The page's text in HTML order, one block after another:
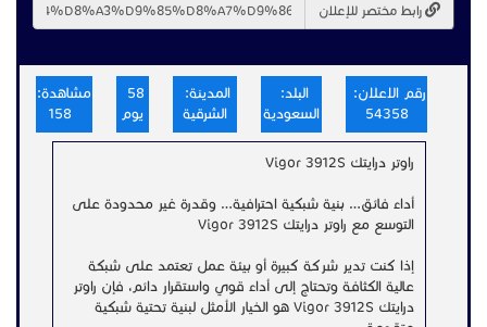
رابط مختصر للإعلان
رقم الاعلان:
54358
البلد:
السعودية
المدينة:
الشرقية
يوم
مشاهدة:
راوتر درايتك Vigor 3912S
أداء فائق… بنية شبكية احترافية… وقدرة غير محدودة على
التوسع مع راوتر درايتك Vigor 3912S
إذا كنت تدير شركة كبيرة أو بيئة عمل تعتمد على شبكة
عالية الكثافة وتحتاج إلى أداء قوي واستقرار دائم، فإن راوتر
درايتك Vigor 3912S هو الخيار الأمثل لبنية تحتية شبكية